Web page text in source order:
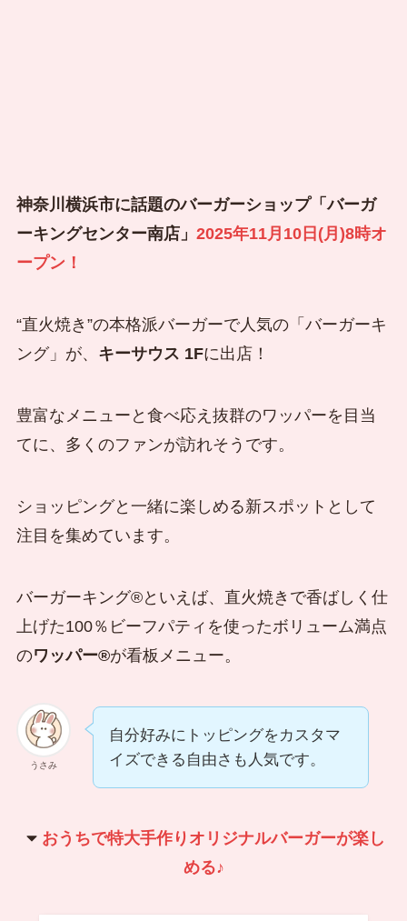
神奈川横浜市に話題のバーガーショップ「バーガ
ーキングセンター南店」 2025年11月10日(月)8時オ
ープン！
“直火焼き”の本格派バーガーで人気の「バーガーキ
ング」が、 キーサウス 1Fに出店！
豊富なメニューと食べ応え抜群のワッパーを目当
てに、多くのファンが訪れそうです。
ショッピングと一緒に楽しめる新スポットとして
注目を集めています。
バーガーキング®といえば、直火焼きで香ばしく仕
上げた100％ビーフパティを使ったボリューム満点
のワッパー®が看板メニュー。
うさみ
自分好みにトッピングをカスタマ
イズできる自由さも人気です。
おうちで特大手作りオリジナルバーガーが楽し
める♪